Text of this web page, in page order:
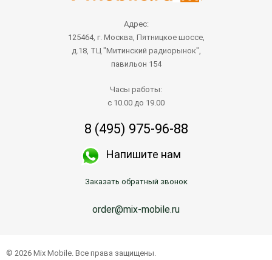
Адрес:
125464, г. Москва, Пятницкое шоссе,
д.18, ТЦ "Митинский радиорынок",
павильон 154
Часы работы:
с 10.00 до 19.00
8 (495) 975-96-88
Напишите нам
Заказать обратный звонок
order@mix-mobile.ru
© 2026 Mix Mobile. Все права защищены.